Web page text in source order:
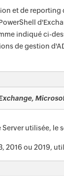
et de reporting
indiqué ci-
de gestion
utilisée, le
2016 ou 2019,